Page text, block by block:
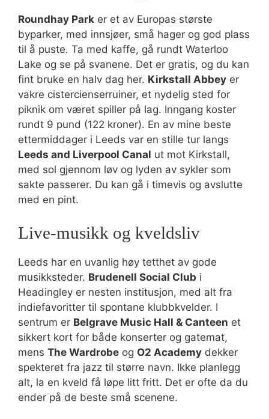
Roundhay Park er et av Europas største
byparker, med innsjøer, små hager og god plass
til å puste. Ta med kaffe, gå rundt Waterloo
Lake og se på svanene. Det er gratis, og du kan
fint bruke en halv dag her. Kirkstall Abbey er
vakre cistercienserruiner, et nydelig sted for
piknik om været spiller på lag. Inngang koster
rundt 9 pund (122 kroner). En av mine beste
ettermiddager i Leeds var en stille tur langs
Leeds and Liverpool Canal ut mot Kirkstall,
med sol gjennom løv og lyden av sykler som
sakte passerer. Du kan gå i timevis og avslutte
med en pint.
Live-musikk og kveldsliv
Leeds har en uvanlig høy tetthet av gode
musikksteder. Brudenell Social Club i
Headingley er nesten institusjon, med alt fra
indiefavoritter til spontane klubbkvelder. I
sentrum er Belgrave Music Hall & Canteen et
sikkert kort for både konserter og gatemat,
mens The Wardrobe og O2 Academy dekker
spekteret fra jazz til større navn. Ikke planlegg
alt, la en kveld få løpe litt fritt. Det er ofte da du
ender på de beste små scenene.